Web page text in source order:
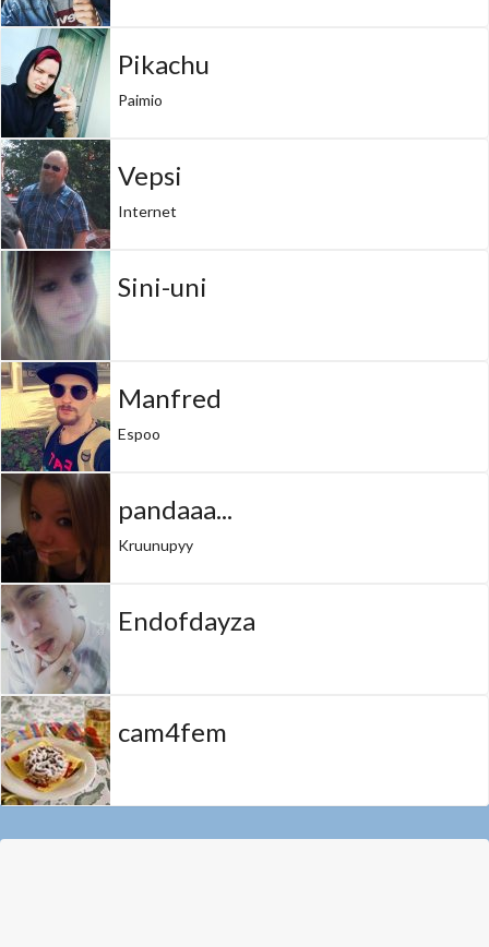
Pikachu
Paimio
Vepsi
Internet
Sini-uni
Manfred
Espoo
pandaaa...
Kruunupyy
Endofdayza
cam4fem